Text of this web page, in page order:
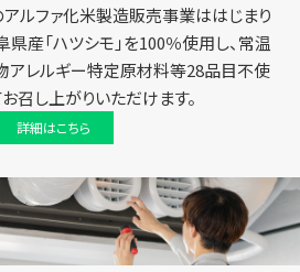
ルファ化米製造販売事業ははじまり
県産「ハツシモ」を100％使用し、常温
アレルギー特定原材料等28品目不使
召し上がりいただけます。
詳細はこちら